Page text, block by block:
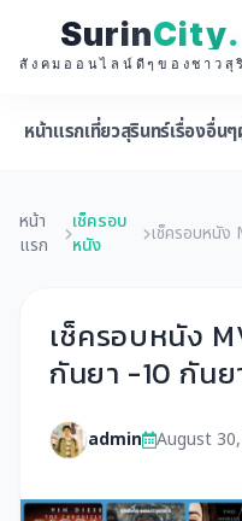
SurinCity.
สังคมออนไลน์ดีๆของชาวสุ
หน้าแรกเที่ยวสุรินทร์เรื่องอื่นๆ
หน้า
แรก
เช็ครอบ
หนัง
เช็ครอบหนัง
เช็ครอบหนัง
กันยา -10 กันย
admin August